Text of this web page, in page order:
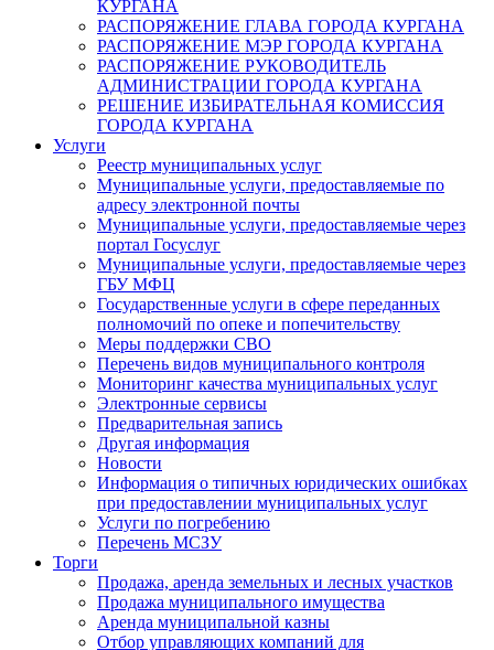
КУРГАНА
РАСПОРЯЖЕНИЕ ГЛАВА ГОРОДА КУРГАНА
РАСПОРЯЖЕНИЕ МЭР ГОРОДА КУРГАНА
РАСПОРЯЖЕНИЕ РУКОВОДИТЕЛЬ
АДМИНИСТРАЦИИ ГОРОДА КУРГАНА
РЕШЕНИЕ ИЗБИРАТЕЛЬНАЯ КОМИССИЯ
ГОРОДА КУРГАНА
Услуги
Реестр муниципальных услуг
Муниципальные услуги, предоставляемые по
адресу электронной почты
Муниципальные услуги, предоставляемые через
портал Госуслуг
Муниципальные услуги, предоставляемые через
ГБУ МФЦ
Государственные услуги в сфере переданных
полномочий по опеке и попечительству
Меры поддержки СВО
Перечень видов муниципального контроля
Мониторинг качества муниципальных услуг
Электронные сервисы
Предварительная запись
Другая информация
Новости
Информация о типичных юридических ошибках
при предоставлении муниципальных услуг
Услуги по погребению
Перечень МСЗУ
Торги
Продажа, аренда земельных и лесных участков
Продажа муниципального имущества
Аренда муниципальной казны
Отбор управляющих компаний для